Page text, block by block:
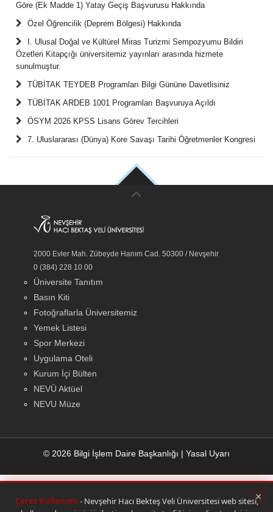
×
Çerez Kullanımı - Nevşehir Hacı Bekteş Veli Üniversitesi web sitesi,
Göre (Ek Madde 1) Yatay Geçiş Başvurusu Hakkında
Özel Öğrencilik (Deprem Bölgesi) Hakkında
I. Ulusal Doğal ve Kültürel Miras Turizmi Sempozyumu Bildiri
Özetleri Kitapçığı üniversitemiz yayınları arasında hizmete
sunulmuştur.
TÜBİTAK TEYDEB Programları Bilgi Gününe Davetlisiniz
TÜBİTAK ARDEB 1001 Programları Başvuruya Açıldı
ÖSYM 2026 KPSS Lisans Görev Tercihleri
7. Uluslararası (Dünya) Kore Savaşı Tarihi Öğretmenler Kongresi
2000 Evler Mah. Zübeyde Hanım Cad. 50300 / Nevşehir
0 (384) 228 10 00
Üniversite Tanıtım
Basın Kiti
Fotoğraflarla Üniversitemiz
Yemek Listesi
Spor Merkezi
Uygulama Oteli
Kurum İçi Bülten
NEVÜ Aktüel
NEVU Müze
© 2026 Bilgi İşlem Daire Başkanlığı | Yasal Uyarı